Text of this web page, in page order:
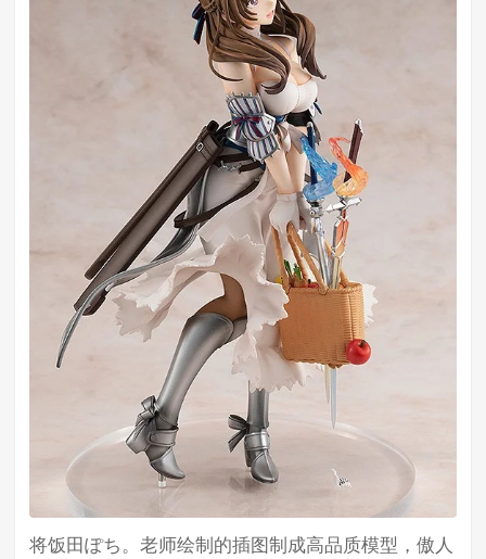
将饭田ぽち。老师绘制的插图制成高品质模型，傲人